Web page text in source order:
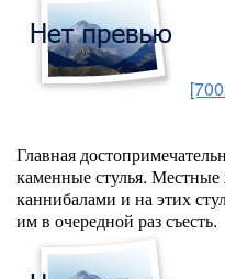
Главная
каменные стулья.
каннибалами и на этих
им в очередной раз съесть.